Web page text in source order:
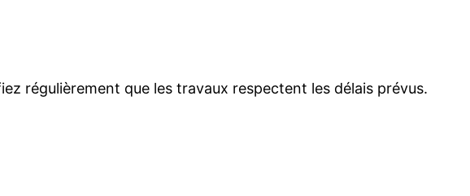
régulièrement que les travaux respectent les délais prévus.